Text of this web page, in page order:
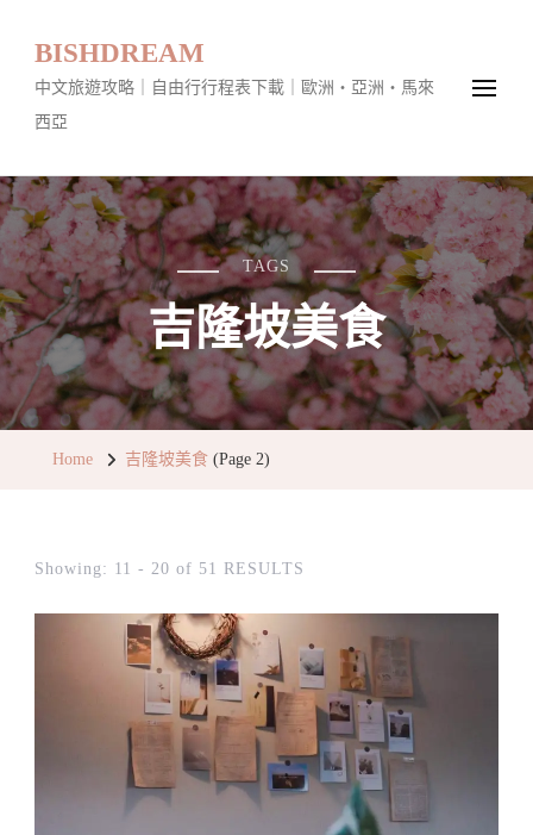
BISHDREAM
中文旅遊攻略｜自由行行程表下載｜歐洲・亞洲・馬來
西亞
TAGS
吉隆坡美食
Home 吉隆坡美食 (Page 2)
Showing: 11 - 20 of 51 RESULTS